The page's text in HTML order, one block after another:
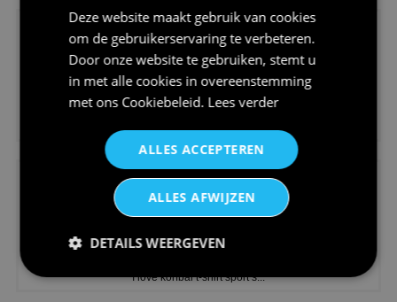
€24,95
I love korfbal t-shirt sport s...
Deze website maakt gebruik van cookies
om de gebruikerservaring te verbeteren.
Door onze website te gebruiken, stemt u
in met alle cookies in overeenstemming
met ons Cookiebeleid. Lees verder
ALLES ACCEPTEREN
ALLES AFWIJZEN
DETAILS WEERGEVEN